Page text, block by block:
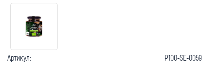
Артикул:
P100-SE-0059